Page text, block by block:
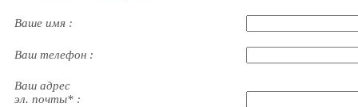
Ваше имя :
Ваш телефон :
Ваш адрес
эл. почты* :